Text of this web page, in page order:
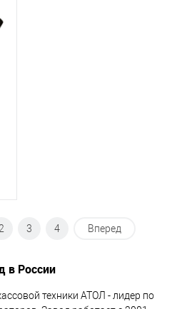
3 4 Вперед
в России
техники АТОЛ - лидер по